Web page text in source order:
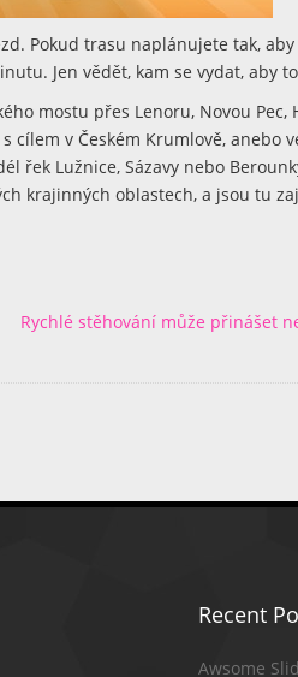
Pokud trasu naplánujete tak,
Jen vědět, kam se vydat, aby
mostu přes Lenoru, Novou Pec,
cílem v Českém Krumlově, anebo
řek Lužnice, Sázavy nebo
krajinných oblastech, a jsou tu
Rychlé stěhování může přinášet
Recent
Awsome